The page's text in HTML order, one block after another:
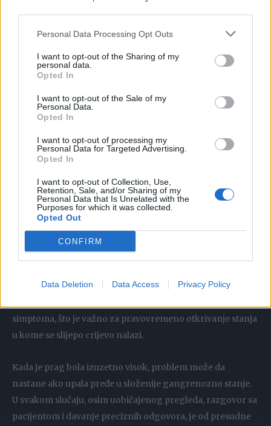
Personal Data Processing Opt Outs
I want to opt-out of the Sharing of my
personal data.
Opted In
I want to opt-out of the Sale of my
Personal Data.
Opted In
I want to opt-out of processing my
Personal Data for Targeted Advertising.
Opted In
I want to opt-out of Collection, Use,
Retention, Sale, and/or Sharing of my
Personal Data that Is Unrelated with the
Purposes for which it was collected.
Opted Out
CONFIRM
Data Deletion Data Access Privacy Policy
brzom porastu broja bakterija dolazi i do njihovog
raspadanja i oslobađanja jakih otrova.
generalizovanu infekciju, izazivajući sepsu. Endotoksini
prelaze u krvotok kroz proširene krvne sudove, koji su
takvi upravo zbog upale. Putem krvotoka rasejavaju se
kroz cijeli organizam. Ako tokom sepse dođe do sloma
ishoda obolelog.
Na koji način se dijagnostikuje upaljeno slijepo crijevo?
– Uspostavljanje dijagnoze može biti izuzetno lako, ali i
osjetljiv na dešavanja u sopstvenom organizmu. Ukoliko je
simptoma, što je važno za pravovremeno otkrivanje stanja
u kome se slijepo crijevo nalazi.
Kada je prag bola izuzetno visok, problem može da
nastane ako upala pređe u složenije gangrenozno stanje.
U svakom slučaju, osim uobičajenog pregleda, razgovor sa
pacijentom i davanje preciznih odgovora, je od presudne